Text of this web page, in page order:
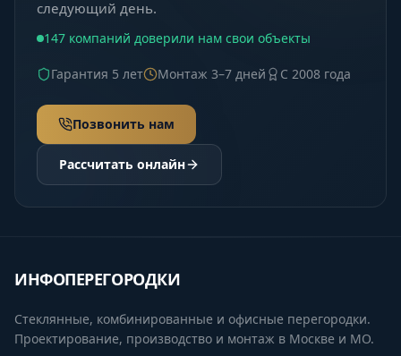
следующий день.
147 компаний доверили нам свои объекты
Гарантия 5 лет Монтаж 3–7 дней С 2008 года
Позвонить нам
Рассчитать онлайн
ИНФОПЕРЕГОРОДКИ
Стеклянные, комбинированные и офисные перегородки.
Проектирование, производство и монтаж в Москве и МО.